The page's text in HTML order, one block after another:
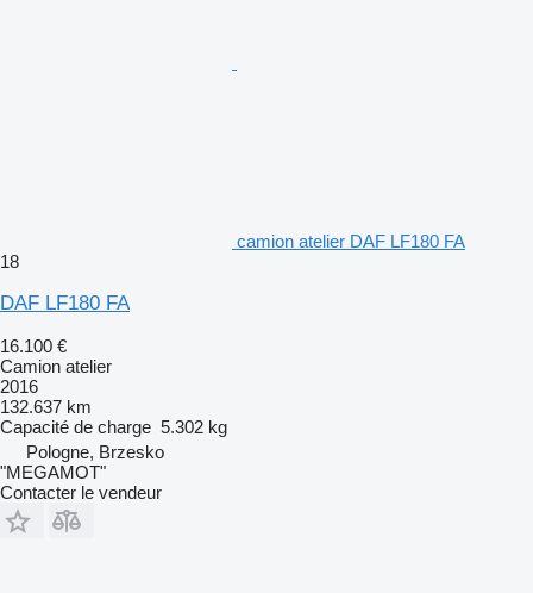
camion atelier DAF LF180 FA
18
DAF LF180 FA
16.100 €
Camion atelier
2016
132.637 km
Capacité de charge 5.302 kg
Pologne, Brzesko
"MEGAMOT"
Contacter le vendeur